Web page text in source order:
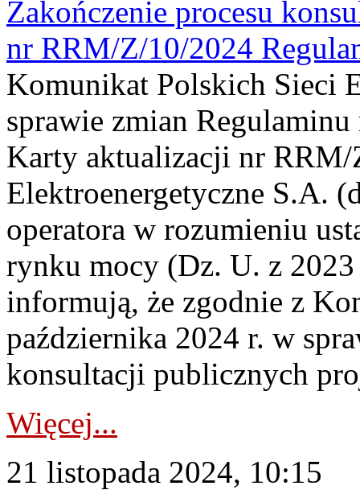
Zakończenie procesu
nr RRM/Z/10/2024
Komunikat Polskich Sieci
sprawie zmian
Karty aktualizacji nr
Elektroenergetyczne S.A.
operatora w rozumieniu
rynku mocy (Dz. U. z
informują, że zgodnie z
października 2024 r. w
konsultacji publicznych
Więcej...
21 listopada 2024, 10:15